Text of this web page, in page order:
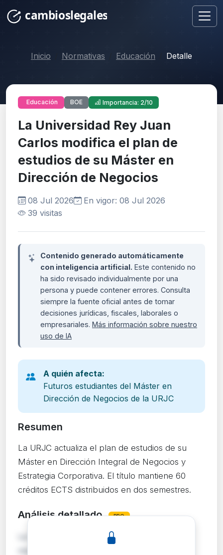
Inicio Normativas Educación Detalle
Educación BOE Importancia: 2/10
La Universidad Rey Juan
Carlos modifica el plan de
estudios de su Máster en
Dirección de Negocios
08 Jul 2026
En vigor: 08 Jul 2026
39 visitas
Contenido generado automáticamente
con inteligencia artificial. Este contenido no
ha sido revisado individualmente por una
persona y puede contener errores. Consulta
siempre la fuente oficial antes de tomar
decisiones jurídicas, fiscales, laborales o
empresariales. Más información sobre nuestro
uso de IA
A quién afecta:
Futuros estudiantes del Máster en
Dirección de Negocios de la URJC
Resumen
La URJC actualiza el plan de estudios de su
Máster en Dirección Integral de Negocios y
Estrategia Corporativa. El título mantiene 60
créditos ECTS distribuidos en dos semestres.
Análisis detallado PRO
La Universidad Rey Juan Carlos publica la